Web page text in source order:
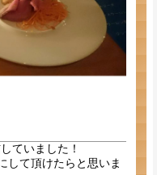
ていました！
して頂けたらと思いま